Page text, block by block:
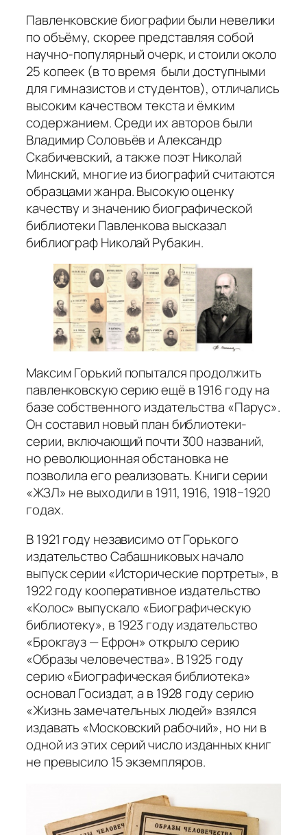
Павленковские биографии были невелики
по объёму, скорее представляя собой
научно-популярный очерк, и стоили около
25 копеек (в то время были доступными
для гимназистов и студентов), отличались
высоким качеством текста и ёмким
содержанием. Среди их авторов были
Владимир Соловьёв и Александр
Скабичевский, а также поэт Николай
Минский, многие из биографий считаются
образцами жанра. Высокую оценку
качеству и значению биографической
библиотеки Павленкова высказал
библиограф Николай Рубакин.
Максим Горький попытался продолжить
павленковскую серию ещё в 1916 году на
базе собственного издательства «Парус».
Он составил новый план библиотеки-
серии, включающий почти 300 названий,
но революционная обстановка не
позволила его реализовать. Книги серии
«ЖЗЛ» не выходили в 1911, 1916, 1918−1920
годах.
В 1921 году независимо от Горького
издательство Сабашниковых начало
выпуск серии «Исторические портреты», в
1922 году кооперативное издательство
«Колос» выпускало «Биографическую
библиотеку», в 1923 году издательство
«Брокгауз — Ефрон» открыло серию
«Образы человечества». В 1925 году
серию «Биографическая библиотека»
основал Госиздат, а в 1928 году серию
«Жизнь замечательных людей» взялся
издавать «Московский рабочий», но ни в
одной из этих серий число изданных книг
не превысило 15 экземпляров.